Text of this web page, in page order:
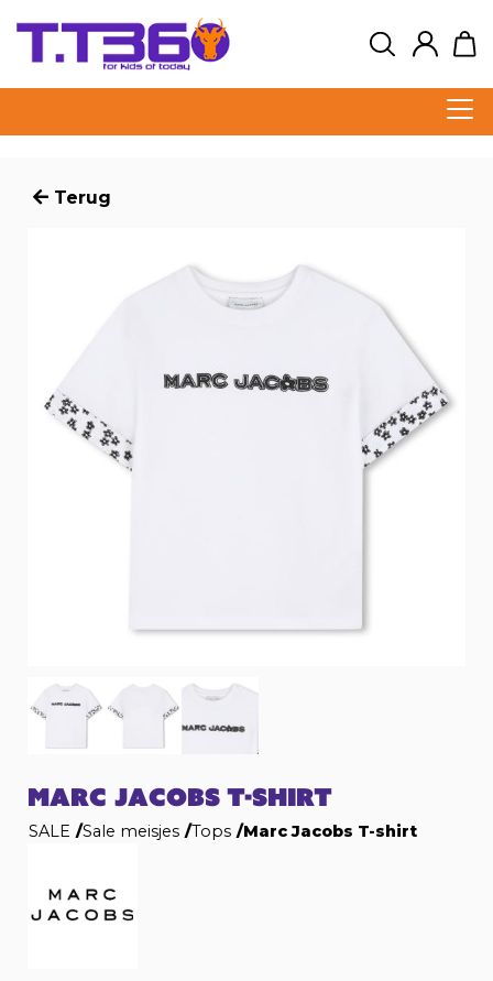
Terug
MARC JACOBS T-SHIRT
SALE /Sale meisjes /Tops /Marc Jacobs T-shirt